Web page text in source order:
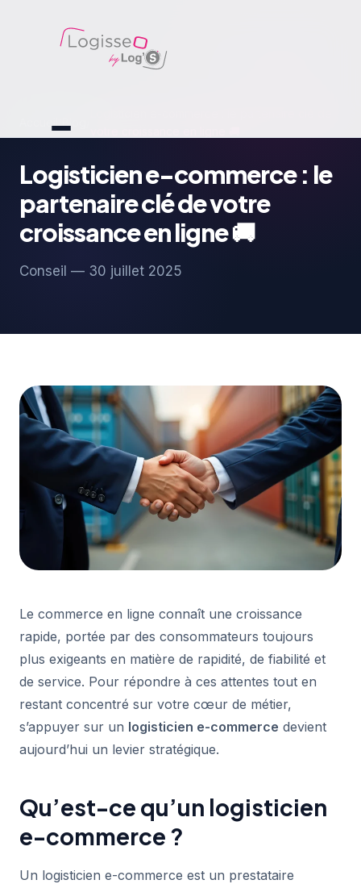
Logisticien e-commerce : le
partenaire clé de votre
croissance en ligne 🚚
Conseil — 30 juillet 2025
Le commerce en ligne connaît une croissance
rapide, portée par des consommateurs toujours
plus exigeants en matière de rapidité, de fiabilité et
de service. Pour répondre à ces attentes tout en
restant concentré sur votre cœur de métier,
s’appuyer sur un logisticien e-commerce devient
aujourd’hui un levier stratégique.
Qu’est-ce qu’un logisticien
e-commerce ?
Un logisticien e-commerce est un prestataire